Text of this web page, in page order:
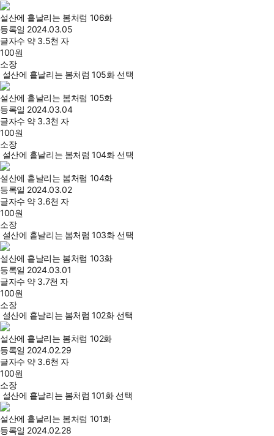
설산에 흩날리는 봄처럼 106화
등록일 2024.03.05
글자수 약 3.5천 자
100원
소장
설산에 흩날리는 봄처럼 105화 선택
설산에 흩날리는 봄처럼 105화
등록일 2024.03.04
글자수 약 3.3천 자
100원
소장
설산에 흩날리는 봄처럼 104화 선택
설산에 흩날리는 봄처럼 104화
등록일 2024.03.02
글자수 약 3.6천 자
100원
소장
설산에 흩날리는 봄처럼 103화 선택
설산에 흩날리는 봄처럼 103화
등록일 2024.03.01
글자수 약 3.7천 자
100원
소장
설산에 흩날리는 봄처럼 102화 선택
설산에 흩날리는 봄처럼 102화
등록일 2024.02.29
글자수 약 3.6천 자
100원
소장
설산에 흩날리는 봄처럼 101화 선택
설산에 흩날리는 봄처럼 101화
등록일 2024.02.28